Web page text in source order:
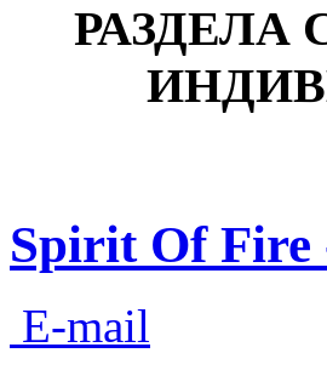
РАЗДЕЛА
Spirit Of Fire
E-mail